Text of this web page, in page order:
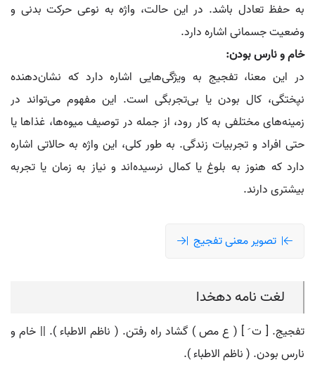
به حفظ تعادل باشد. در این حالت، واژه به نوعی حرکت بدنی و
وضعیت جسمانی اشاره دارد.
خام و نارس بودن:
در این معنا، تفجیج به ویژگی‌هایی اشاره دارد که نشان‌دهنده
نپختگی، کال بودن یا بی‌تجربگی است. این مفهوم می‌تواند در
زمینه‌های مختلفی به کار رود، از جمله در توصیف میوه‌ها، غذاها یا
حتی افراد و تجربیات زندگی. به طور کلی، این واژه به حالاتی اشاره
دارد که هنوز به بلوغ یا کمال نرسیده‌اند و نیاز به زمان یا تجربه
بیشتری دارند.
تصویر معنی تفجیج
لغت نامه دهخدا
تفجیج. [ ت َ ] ( ع مص ) گشاد راه رفتن. ( ناظم الاطباء ). || خام و
نارس بودن. ( ناظم الاطباء ).